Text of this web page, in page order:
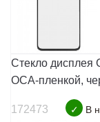
Стекло дисплея
ОСА-пленкой,
172473 ✓ В